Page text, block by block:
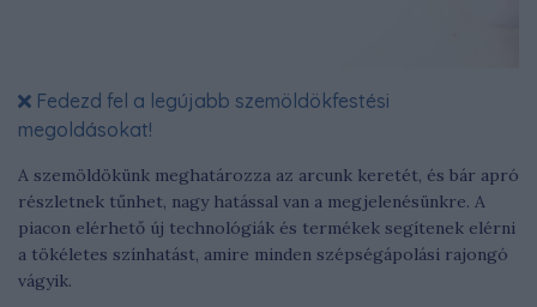
Fedezd fel a legújabb szemöldökfestési
megoldásokat!
A szemöldökünk meghatározza az arcunk keretét, és bár apró
részletnek tűnhet, nagy hatással van a megjelenésünkre. A
piacon elérhető új technológiák és termékek segítenek elérni
a tökéletes színhatást, amire minden szépségápolási rajongó
vágyik.